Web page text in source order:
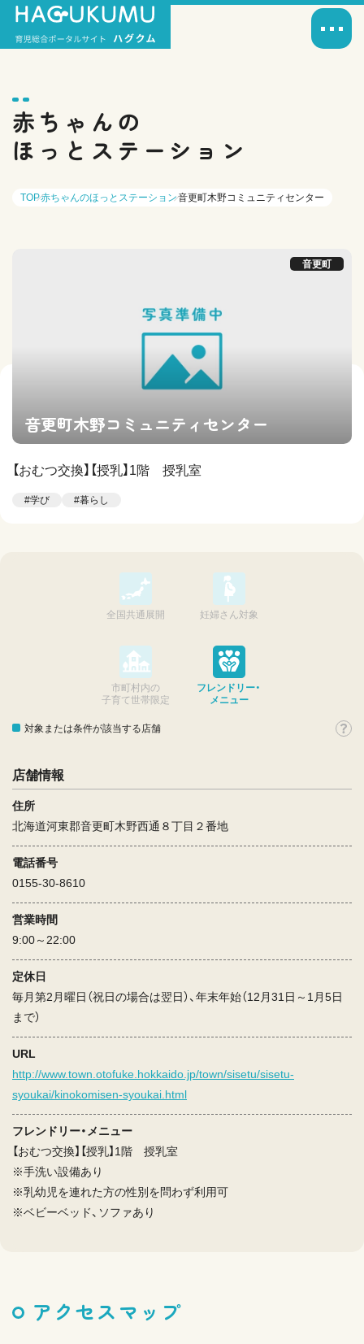
赤ちゃんの
ほっとステーション
TOP赤ちゃんのほっとステーション音更町木野コミュニティセンター
音更町
音更町木野コミュニティセンター
【おむつ交換】【授乳】1階 授乳室
#学び #暮らし
全国共通展開 妊婦さん対象
市町村内の
子育て世帯限定
フレンドリー・
メニュー
対象または条件が該当する店舗
店舗情報
住所
北海道河東郡音更町木野西通８丁目２番地
電話番号
0155-30-8610
営業時間
9:00～22:00
定休日
毎月第2月曜日（祝日の場合は翌日）、年末年始（12月31日～1月5日
まで）
URL
http://www.town.otofuke.hokkaido.jp/town/sisetu/sisetu-
syoukai/kinokomisen-syoukai.html
フレンドリー・メニュー
【おむつ交換】【授乳】1階 授乳室
※手洗い設備あり
※乳幼児を連れた方の性別を問わず利用可
※ベビーベッド、ソファあり
アクセスマップ